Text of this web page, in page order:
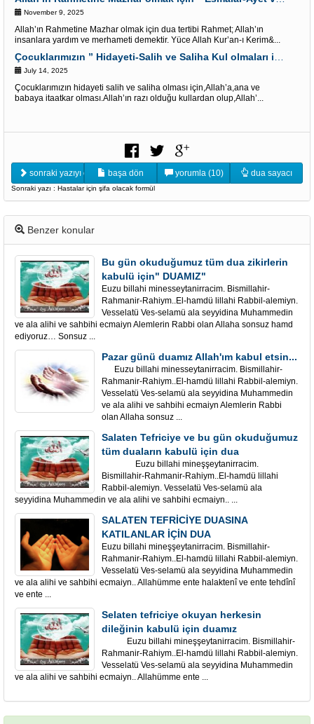
November 9, 2025
Allah’ın Rahmetine Mazhar olmak için dua tertibi Rahmet; Allah’ın
insanlara yardım ve merhameti demektir. Yüce Allah Kur’an-ı Kerim&...
July 14, 2025
Çocuklarımızın hidayeti salih ve saliha olması için,Allah’a,ana ve
babaya itaatkar olması.Allah’ın razı olduğu kullardan olup,Allah’...
sonraki yazıyı oku başa dön yorumla (10) dua sayacı
Sonraki yazı : Hastalar için şifa olacak formül
Benzer konular
Bu gün okuduğumuz tüm dua zikirlerin
kabulü için" DUAMIZ"
Euzu billahi minesseytanirracim. Bismillahir-
Rahmanir-Rahiym..El-hamdü lillahi Rabbil-alemiyn.
Vesselatü Ves-selamü ala seyyidina Muhammedin
ve ala alihi ve sahbihi ecmaiyn Alemlerin Rabbi olan Allaha sonsuz hamd
ediyoruz… Sonsuz ...
Pazar günü duamız Allah'ım kabul etsin...
Euzu billahi minesseytanirracim. Bismillahir-
Rahmanir-Rahiym..El-hamdü lillahi Rabbil-alemiyn.
Vesselatü Ves-selamü ala seyyidina Muhammedin
ve ala alihi ve sahbihi ecmaiyn Alemlerin Rabbi
olan Allaha sonsuz ...
Salaten Tefriciye ve bu gün okuduğumuz
tüm duaların kabulü için dua
Euzu billahi mineşşeytanirracim.
Bismillahir-Rahmanir-Rahiym..El-hamdü lillahi
Rabbil-alemiyn. Vesselatü Ves-selamü ala
seyyidina Muhammedin ve ala alihi ve sahbihi ecmaiyn.. ...
SALATEN TEFRİCİYE DUASINA
KATILANLAR İÇİN DUA
Euzu billahi mineşşeytanirracim. Bismillahir-
Rahmanir-Rahiym..El-hamdü lillahi Rabbil-alemiyn.
Vesselatü Ves-selamü ala seyyidina Muhammedin
ve ala alihi ve sahbihi ecmaiyn.. Allahümme ente halaktenî ve ente tehdînî
ve ente ...
Selaten tefriciye okuyan herkesin
dileğinin kabulü için duamız
Euzu billahi mineşşeytanirracim. Bismillahir-
Rahmanir-Rahiym..El-hamdü lillahi Rabbil-alemiyn.
Vesselatü Ves-selamü ala seyyidina Muhammedin
ve ala alihi ve sahbihi ecmaiyn.. Allahümme ente ...